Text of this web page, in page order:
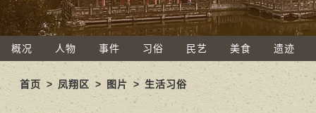
概况 人物 事件 习俗 民艺 美食 遗迹
首页 >凤翔区 > 图片 > 生活习俗